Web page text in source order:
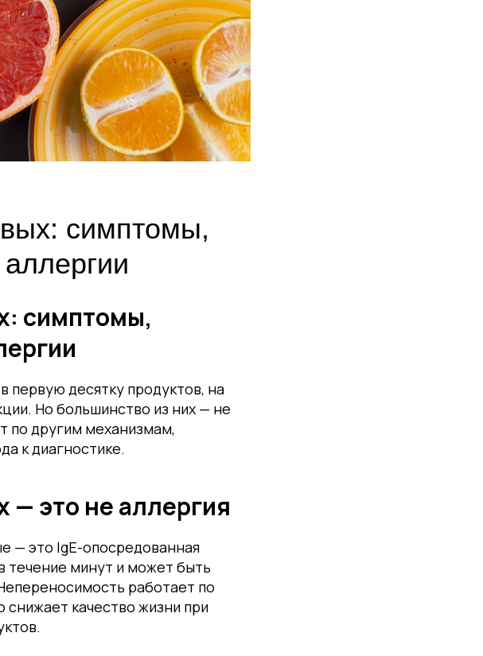
симптомы,
симптомы,
первую десятку продуктов, на
Но большинство из них — не
по другим механизмам,
к диагностике.
— это не аллергия
— это IgE-опосредованная
течение минут и может быть
работает по
снижает качество жизни при